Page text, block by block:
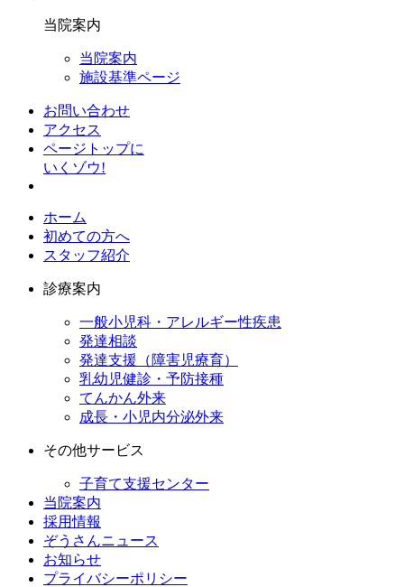
当院案内
当院案内
施設基準ページ
お問い合わせ
アクセス
ページトップに
いくゾウ!
ホーム
初めての方へ
スタッフ紹介
診療案内
一般小児科・アレルギー性疾患
発達相談
発達支援（障害児療育）
乳幼児健診・予防接種
てんかん外来
成長・小児内分泌外来
その他サービス
子育て支援センター
当院案内
採用情報
ぞうさんニュース
お知らせ
プライバシーポリシー